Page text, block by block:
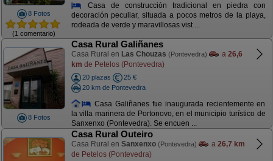
8 Fotos
(1 comentario)
Casa de construcción tradicional en piedra con
decoración peculiar, situada a pocos metros de la playa,
rodeada de verde y maravillosas vist ...
8 Fotos
Casa Rural Galiñanes
Casa Rural en Las Chouzas (Pontevedra) a 26,6
km de Petelos (Pontevedra)
20 plazas
25 €
20 km de Pontevedra
Casa Galiñanes fue inaugurada recientemente en
la villa marinera de Portonovo, en el municipio turístico de
Sanxenxo (Pontevedra). Se encuen ...
Casa Rural Outeiro
Casa Rural en Sanxenxo (Pontevedra) a 26,7 km
de Petelos (Pontevedra)